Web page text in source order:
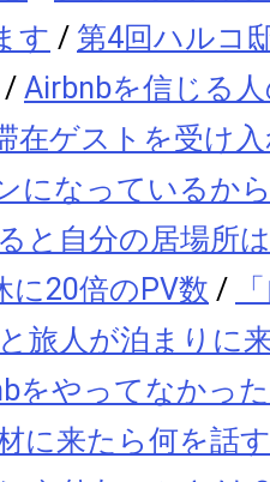
す / 第4回ハルコ
/ Airbnbを信じる
在ゲストを受け
になっているか
と自分の居場所
に20倍のPV数 /
旅人が泊まりに
をやってなかっ
に来たら何を話